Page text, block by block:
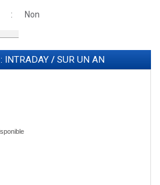
: Non
: INTRADAY/ SUR UN AN